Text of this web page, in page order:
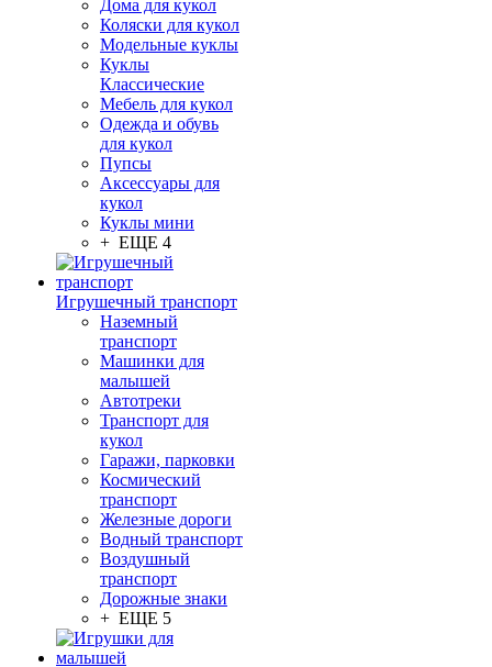
Дома для кукол
Коляски для кукол
Модельные куклы
Куклы
Классические
Мебель для кукол
Одежда и обувь
для кукол
Пупсы
Аксессуары для
кукол
Куклы мини
+ ЕЩЕ 4
Игрушечный транспорт
Наземный
транспорт
Машинки для
малышей
Автотреки
Транспорт для
кукол
Гаражи, парковки
Космический
транспорт
Железные дороги
Водный транспорт
Воздушный
транспорт
Дорожные знаки
+ ЕЩЕ 5